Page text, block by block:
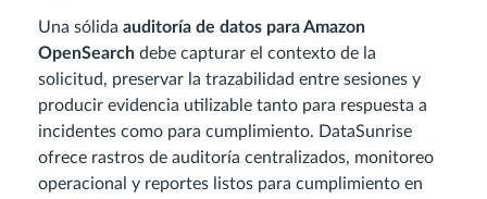
Una sólida auditoría de datos para Amazon
OpenSearch debe capturar el contexto de la
solicitud, preservar la trazabilidad entre sesiones y
producir evidencia utilizable tanto para respuesta a
incidentes como para cumplimiento. DataSunrise
ofrece rastros de auditoría centralizados, monitoreo
operacional y reportes listos para cumplimiento en